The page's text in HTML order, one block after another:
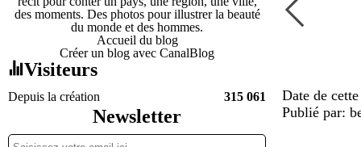
des moments. Des photos pour illustrer la beauté
du monde et des hommes.
Accueil du blog
Créer un blog avec CanalBlog
Visiteurs
Depuis la création 315 061
Newsletter
Date de
Publié par: